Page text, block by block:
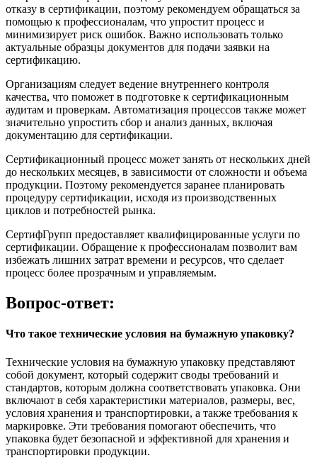
отказу в сертификации, поэтому рекомендуем обращаться за
помощью к профессионалам, что упростит процесс и
минимизирует риск ошибок. Важно использовать только
актуальные образцы документов для подачи заявки на
сертификацию.
Организациям следует ведение внутреннего контроля
качества, что поможет в подготовке к сертификационным
аудитам и проверкам. Автоматизация процессов также может
значительно упростить сбор и анализ данных, включая
документацию для сертификации.
Сертификационный процесс может занять от нескольких дней
до нескольких месяцев, в зависимости от сложности и объема
продукции. Поэтому рекомендуется заранее планировать
процедуру сертификации, исходя из производственных
циклов и потребностей рынка.
СертифГрупп предоставляет квалифицированные услуги по
сертификации. Обращение к профессионалам позволит вам
избежать лишних затрат времени и ресурсов, что сделает
процесс более прозрачным и управляемым.
Вопрос-ответ:
Что такое технические условия на бумажную упаковку?
Технические условия на бумажную упаковку представляют
собой документ, который содержит своды требований и
стандартов, которым должна соответствовать упаковка. Они
включают в себя характеристики материалов, размеры, вес,
условия хранения и транспортировки, а также требования к
маркировке. Эти требования помогают обеспечить, что
упаковка будет безопасной и эффективной для хранения и
транспортировки продукции.